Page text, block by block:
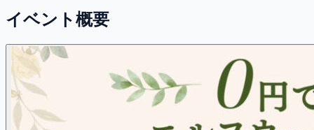
イベント概要